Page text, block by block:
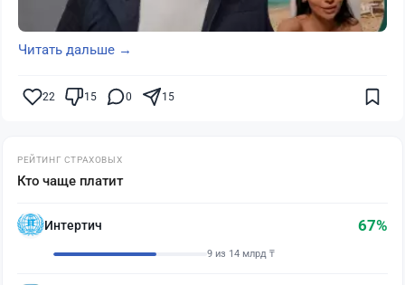
Читать дальше →
22 15 0 15
РЕЙТИНГ СТРАХОВЫХ
Кто чаще платит
Интертич 67%
9 из 14 млрд ₸